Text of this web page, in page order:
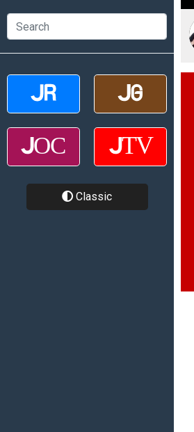
Classic